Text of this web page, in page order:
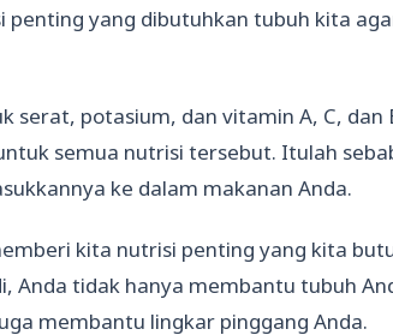
penting yang dibutuhkan tubuh kita
serat, potasium, dan vitamin A, C, dan
semua nutrisi tersebut. Itulah
ke dalam makanan Anda.
kita nutrisi penting yang kita
Anda tidak hanya membantu tubuh
membantu lingkar pinggang Anda.